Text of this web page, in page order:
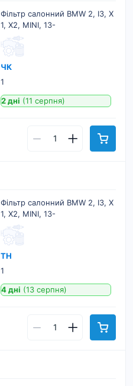
Фільтр салонний BMW 2, I3, X
1, X2, MINI, 13-
ЧК
1
2 дні (11 серпня)
Фільтр салонний BMW 2, I3, X
1, X2, MINI, 13-
ТН
1
4 дні (13 серпня)